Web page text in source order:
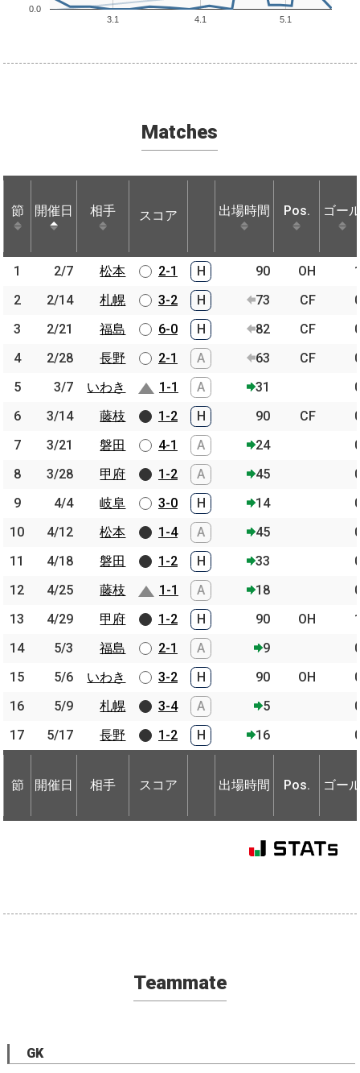
3.1 4.1 5.1
0.0
Matches
節 開催日 相手 スコア 出場時間 Pos. ゴー
節 開催日 相手 スコア 出場時間 Pos. ゴー
1 2/7 松本 2-1 H 90 OH
2
2/14 札幌 3-2 H 73 CF
3
2/21 福島 6-0 H 82 CF
4
2/28 長野 2-1 A 63 CF
5
3/7 いわき 1-1 A 31
6
3/14 藤枝 1-2 H 90 CF
7
3/21 磐田 4-1 A 24
8
3/28 甲府 1-2 A 45
9
4/4 岐阜 3-0 H 14
10
4/12 松本 1-4 A 45
11
4/18 磐田 1-2 H 33
12
4/25 藤枝 1-1 A 18
13
4/29 甲府 1-2 H 90 OH
14
5/3 福島 2-1 A 9
15
5/6 いわき 3-2 H 90 OH
16
5/9 札幌 3-4 A 5
17
5/17 長野 1-2 H 16
節 開催日 相手 スコア 出場時間 Pos. ゴー
節 開催日 相手
1 2/7
松本
2
2/14
札幌
3
2/21
福島
4
2/28
長野
5
3/7
いわき
6
3/14
藤枝
7
3/21
磐田
8
3/28
甲府
9
4/4
岐阜
10
4/12
松本
11
4/18
磐田
12
4/25
藤枝
13
4/29
甲府
14
5/3
福島
15
5/6
いわき
16
5/9
札幌
17
5/17 長野
節 開催日 相手
Teammate
GK